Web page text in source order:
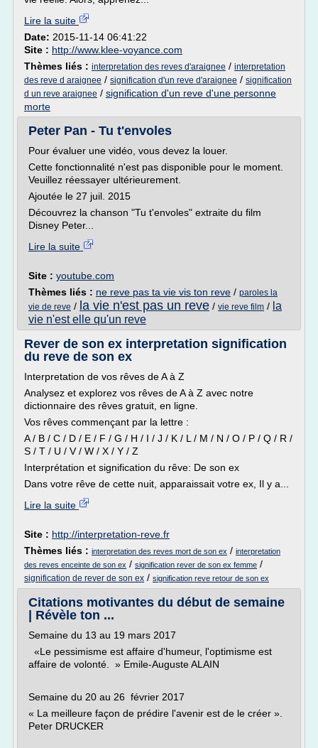
Lire la suite
Date: 2015-11-14 06:41:22
Site : http://www.klee-voyance.com
Thèmes liés : interpretation des reves d'araignee / interpretation
des reve d araignee / signification d'un reve d'araignee / signification
d un reve araignee / signification d'un reve d'une personne
morte
Peter Pan - Tu t'envoles
Pour évaluer une vidéo, vous devez la louer.
Cette fonctionnalité n'est pas disponible pour le moment.
Veuillez réessayer ultérieurement.
Ajoutée le 27 juil. 2015
Découvrez la chanson "Tu t'envoles" extraite du film
Disney Peter...
Lire la suite
Site : youtube.com
Thèmes liés : ne reve pas ta vie vis ton reve / paroles la
vie de reve / la vie n'est pas un reve / vie reve film / la
vie n'est elle qu'un reve
Rever de son ex interpretation signification
du reve de son ex
Interpretation de vos rêves de A à Z
Analysez et explorez vos rêves de A à Z avec notre
dictionnaire des rêves gratuit, en ligne.
Vos rêves commençant par la lettre :
A / B / C / D / E / F / G / H / I / J / K / L / M / N / O / P / Q / R /
S / T / U / V / W / X / Y / Z
Interprétation et signification du rêve: De son ex
Dans votre rêve de cette nuit, apparaissait votre ex, Il y a...
Lire la suite
Site : http://interpretation-reve.fr
Thèmes liés : interpretation des reves mort de son ex / interpretation
des reves enceinte de son ex / signification rever de son ex femme /
signification de rever de son ex / signification reve retour de son ex
Citations motivantes du début de semaine
| Révèle ton ...
Semaine du 13 au 19 mars 2017
«Le pessimisme est affaire d'humeur, l'optimisme est
affaire de volonté. » Emile-Auguste ALAIN
Semaine du 20 au 26 février 2017
« La meilleure façon de prédire l'avenir est de le créer ».
Peter DRUCKER